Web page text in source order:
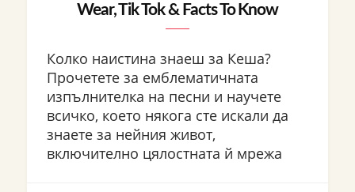
Wear, Tik Tok & Facts To Know
Колко наистина знаеш за Кеша?
Прочетете за емблематичната
изпълнителка на песни и научете
всичко, което някога сте искали да
знаете за нейния живот,
включително цялостната й мрежа